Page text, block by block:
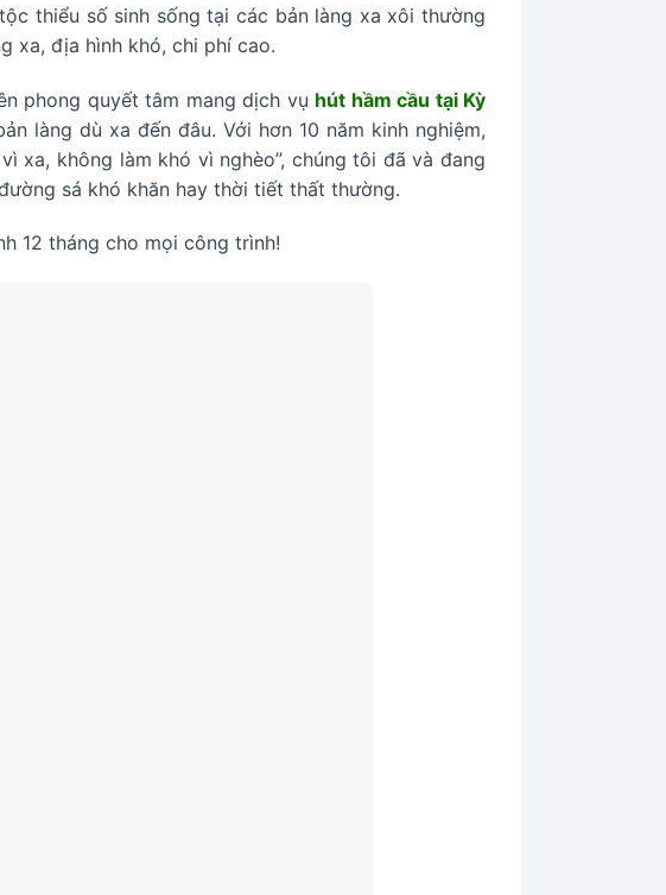
thiểu số sinh sống tại các bản làng xa xôi thường
xa, địa hình khó, chi phí cao.
phong quyết tâm mang dịch vụ hút hầm cầu tại Kỳ
làng dù xa đến đâu. Với hơn 10 năm kinh nghiệm,
xa, không làm khó vì nghèo”, chúng tôi đã và đang
sá khó khăn hay thời tiết thất thường.
12 tháng cho mọi công trình!